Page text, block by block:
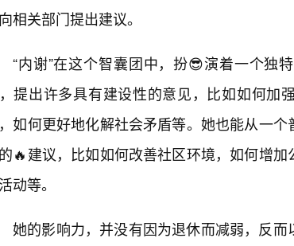
相关部门提出建议。
“内谢”在这个智囊团中，扮😎演着一个独
提出许多具有建设性的意见，比如如何加
如何更好地化解社会矛盾等。她也能从一
🔥建议，比如如何改善社区环境，如何增
动等。
她的影响力，并没有因为退休而减弱，反